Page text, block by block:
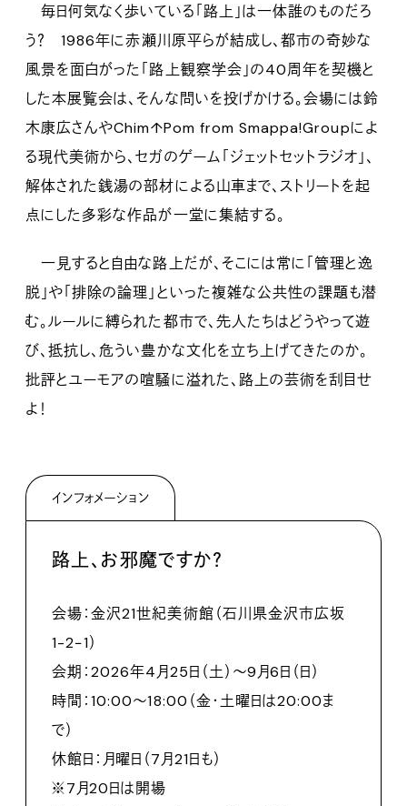
毎日何気なく歩いている「路上」は一体誰のものだろ
う？ 1986年に赤瀬川原平らが結成し、都市の奇妙な
風景を面白がった「路上観察学会」の40周年を契機と
した本展覧会は、そんな問いを投げかける。会場には鈴
木康広さんやChim↑Pom from Smappa!Groupによ
る現代美術から、セガのゲーム「ジェットセットラジオ」、
解体された銭湯の部材による山車まで、ストリートを起
点にした多彩な作品が一堂に集結する。
一見すると自由な路上だが、そこには常に「管理と逸
脱」や「排除の論理」といった複雑な公共性の課題も潜
む。ルールに縛られた都市で、先人たちはどうやって遊
び、抵抗し、危うい豊かな文化を立ち上げてきたのか。
批評とユーモアの喧騒に溢れた、路上の芸術を刮目せ
よ！
インフォメーション
路上、お邪魔ですか？
会場：金沢21世紀美術館（石川県金沢市広坂
1-2−1）
会期：2026年4月25日（土）〜9月6日（日）
時間：10:00～18:00（金・土曜日は20:00ま
で）
休館日：月曜日（7月21日も）
※7月20日は開場